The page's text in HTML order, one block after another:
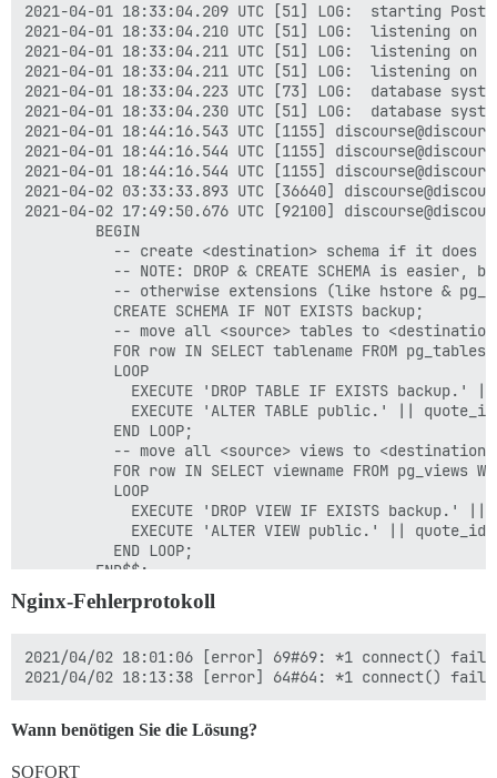
  ## Beispiel: 'user1@example.com, user2@example.com'
DISCOURSE_DEVELOPER_EMAILS:
  ##
## TODO: Der Domainname, auf den diese Discourse-
  DISCOURSE_RELATIVE_URL_ROOT: /ask
DISCOURSE_HOSTNAME: "privitevps.ga" # Ändern Sie
## TODO: Der Mailserver, den diese Discourse-
# Ändern Sie die SMTP-Einstellungen in Ihre
  DISCOURSE_SMTP_ADDRESS: smtp.example.com
  DISCOURSE_SMTP_PORT: 587
  DISCOURSE_SMTP_USER_NAME: example@example.com
  DISCOURSE_SMTP_PASSWORD: example_password
## Diese Container sind zustandslos; alle Daten
  - volume:
2021-04-01 18:33:04.209 UTC [51] LOG:  starting
2021-04-01 18:33:04.210 UTC [51] LOG:  listening
2021-04-01 18:33:04.211 UTC [51] LOG:  listening
2021-04-01 18:33:04.211 UTC [51] LOG:  listening on
2021-04-01 18:33:04.223 UTC [73] LOG:  database
2021-04-01 18:33:04.230 UTC [51] LOG:  database
2021-04-01 18:44:16.543 UTC [1155]
2021-04-01 18:44:16.544 UTC [1155]
2021-04-01 18:44:16.544 UTC [1155]
2021-04-02 03:33:33.893 UTC [36640]
2021-04-02 17:49:50.676 UTC [92100]
        BEGIN
-- create <destination> schema if it does
-- NOTE: DROP & CREATE SCHEMA is easier,
-- otherwise extensions (like hstore &
          CREATE SCHEMA IF NOT EXISTS backup;
-- move all <source> tables to
FOR row IN SELECT tablename FROM
          LOOP
EXECUTE 'DROP TABLE IF EXISTS backup.'
EXECUTE 'ALTER TABLE public.' ||
          END LOOP;
-- move all <source> views to
FOR row IN SELECT viewname FROM pg_views
          LOOP
EXECUTE 'DROP VIEW IF EXISTS backup.'
EXECUTE 'ALTER VIEW public.' ||
          END LOOP;
        END$$;
2021-04-02 17:49:52.092 UTC [92128]
2021-04-02 17:51:24.451 UTC [51] LOG:  received
2021-04-02 17:51:26.828 UTC [51] LOG:
2021-04-02 17:51:26.836 UTC [74] LOG:  shutting down
2021-04-02 18:00:56.877 UTC [52] LOG:  starting
2021-04-02 18:00:56.879 UTC [52] LOG:  listening
Nginx-Fehlerprotokoll
2021/04/02 18:01:06 [error] 69#69: *1 connect()
Wann benötigen Sie die Lösung?
SOFORT